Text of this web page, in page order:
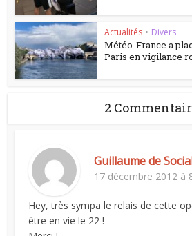
Actualités • Divers
Météo-France a
Paris en vigilance
2
Guillaume de
17 décembre 2012 à
Hey, très sympa le relais de cette
être en vie le 22 !